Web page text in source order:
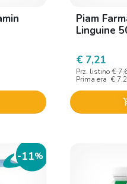
Piam
Linguine
€ 7,21
Prz. listino €
Prima era €
-11%